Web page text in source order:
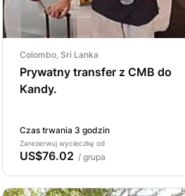
Colombo, Sri Lanka
Prywatny transfer z CMB do
Kandy.
Czas trwania 3 godzin
Zarezerwuj wycieczkę od
US$76.02 / grupa